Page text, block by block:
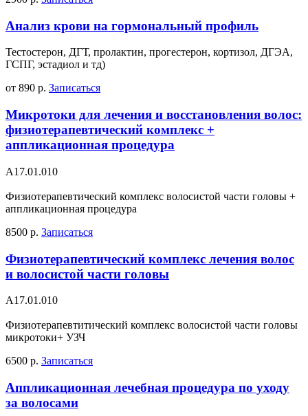
Анализ крови на гормональный профиль
Тестостерон, ДГТ, пролактин, прогестерон, кортизол, ДГЭА,
ГСПГ, эстадиол и тд)
от 890 р. Записаться
Микротоки для лечения и восстановления волос:
физиотерапевтический комплекс +
аппликационная процедура
А17.01.010
Физиотерапевтический комплекс волосистой части головы +
аппликационная процедура
8500 р. Записаться
Физиотерапевтический комплекс лечения волос
и волосистой части головы
A17.01.010
Физиотерапевтитический комплекс волосистой части головы
микротоки+ УЗЧ
6500 р. Записаться
Аппликационная лечебная процедура по уходу
за волосами